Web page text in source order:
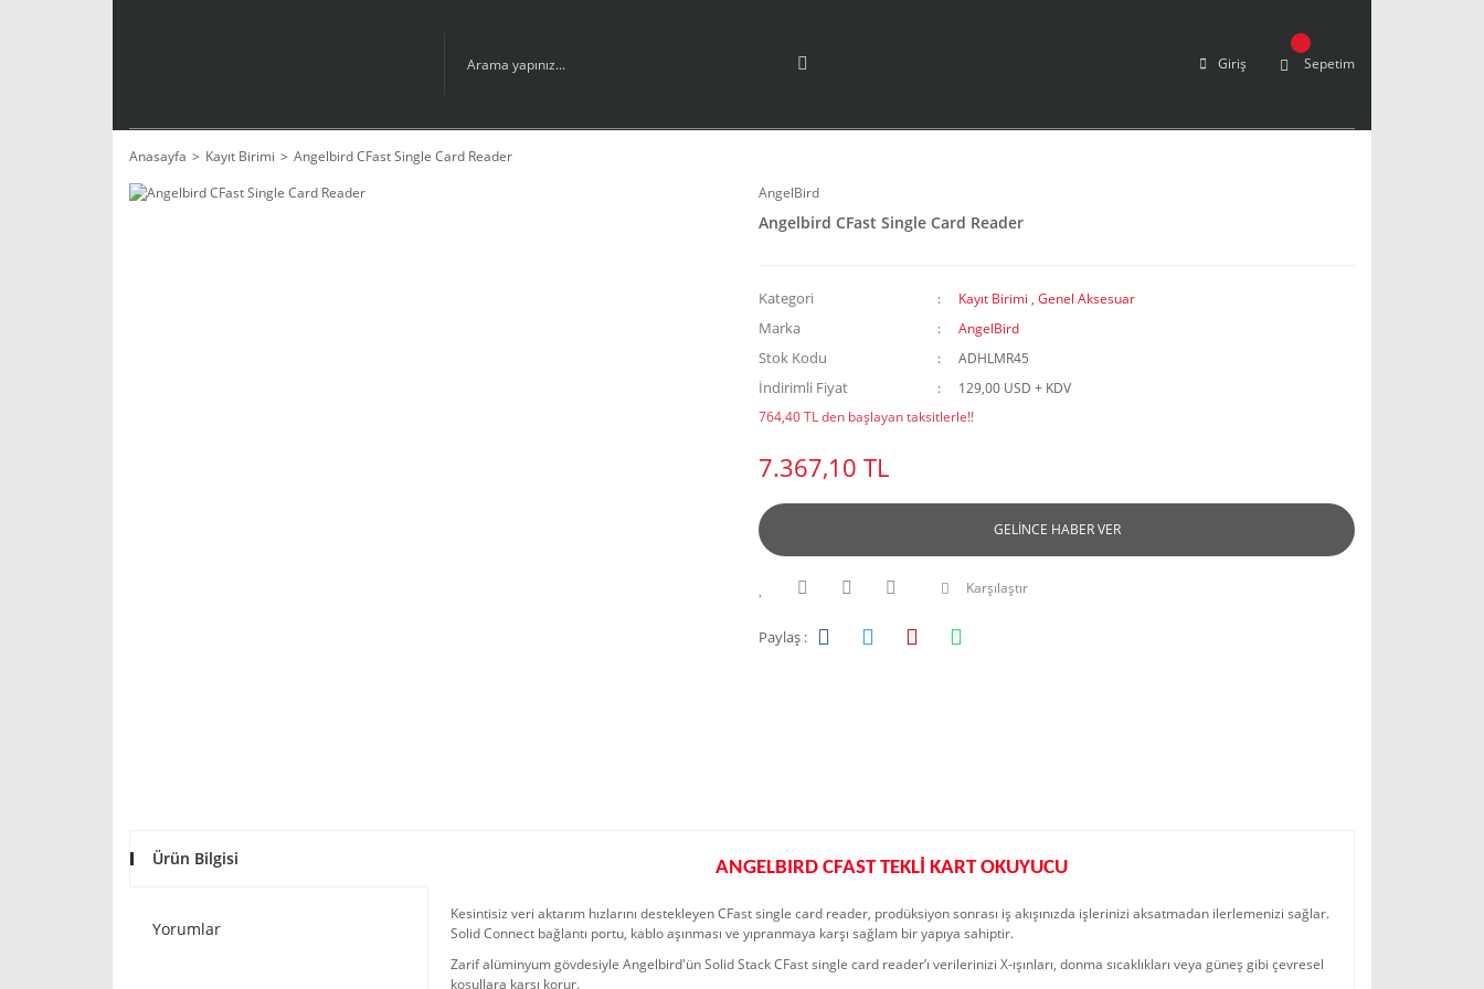
Giriş Sepetim
Anasayfa Kayıt Birimi
Angelbird CFast Single Card Reader
AngelBird
Angelbird CFast Single Card Reader
Kategori Kayıt Birimi , Genel Aksesuar
Marka AngelBird
Stok Kodu ADHLMR45
İndirimli Fiyat
129,00 USD + KDV
764,40 TL den başlayan taksitlerle!!
7.367,10 TL
GELİNCE HABER VER
Karşılaştır
Paylaş :
Ürün Bilgisi
Yorumlar
ANGELBIRD CFAST TEKLİ KART OKUYUCU
Kesintisiz veri aktarım hızlarını destekleyen CFast single card reader, prodüksiyon sonrası iş akışınızda işlerinizi aksatmadan ilerlemenizi sağlar.
Solid Connect bağlantı portu, kablo aşınması ve yıpranmaya karşı sağlam bir yapıya sahiptir.
Zarif alüminyum gövdesiyle Angelbird'ün Solid Stack CFast single card reader’ı verilerinizi X-ışınları, donma sıcaklıkları veya güneş gibi çevresel
koşullara karşı korur.